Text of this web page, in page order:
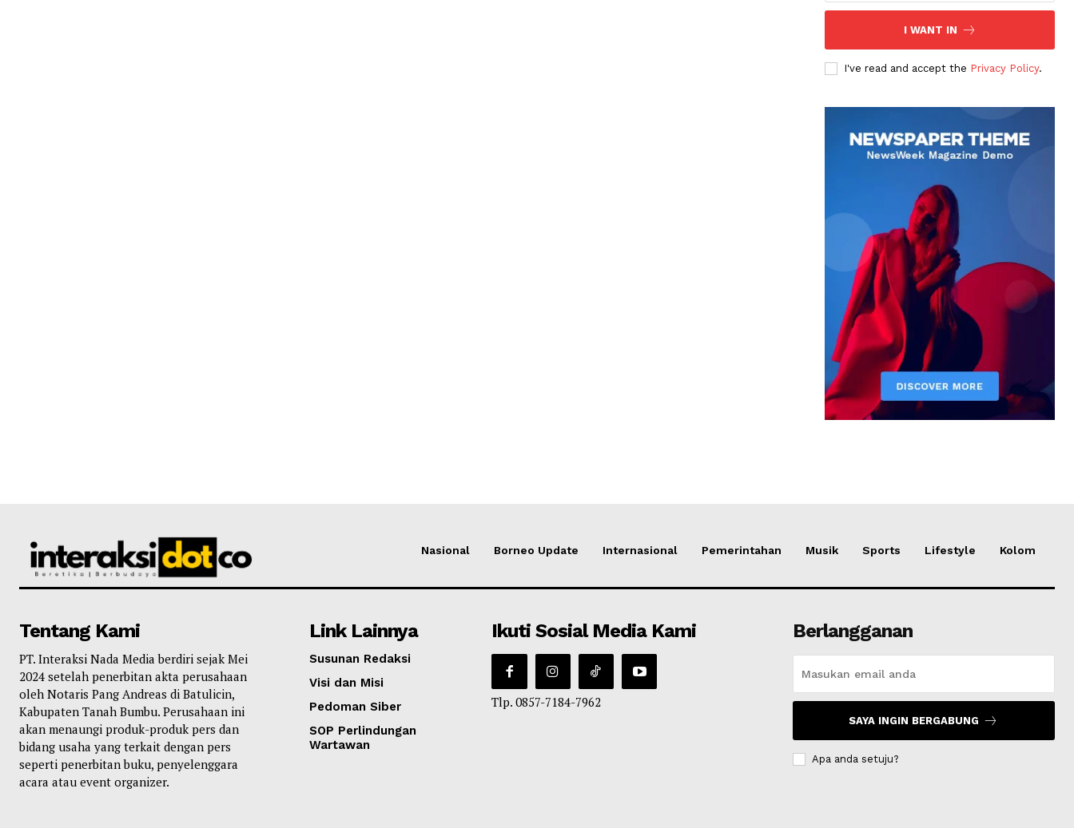
I WANT IN
I've read and accept the Privacy Policy.
Nasional Borneo Update Internasional Pemerintahan Musik Sports Lifestyle Kolom
Tentang Kami
PT. Interaksi Nada Media berdiri sejak Mei
2024 setelah penerbitan akta perusahaan
oleh Notaris Pang Andreas di Batulicin,
Kabupaten Tanah Bumbu. Perusahaan ini
akan menaungi produk-produk pers dan
bidang usaha yang terkait dengan pers
seperti penerbitan buku, penyelenggara
acara atau event organizer.
Link Lainnya
Susunan Redaksi
Visi dan Misi
Pedoman Siber
SOP Perlindungan
Wartawan
Ikuti Sosial Media Kami
Tlp. 0857-7184-7962
Berlangganan
SAYA INGIN BERGABUNG
Apa anda setuju?